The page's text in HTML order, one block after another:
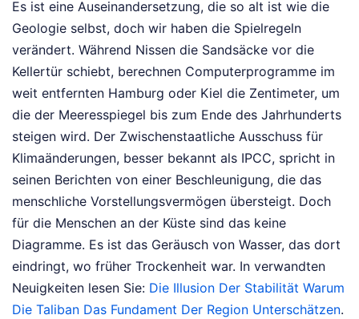
Es ist eine Auseinandersetzung, die so alt ist wie die
Geologie selbst, doch wir haben die Spielregeln
verändert. Während Nissen die Sandsäcke vor die
Kellertür schiebt, berechnen Computerprogramme im
weit entfernten Hamburg oder Kiel die Zentimeter, um
die der Meeresspiegel bis zum Ende des Jahrhunderts
steigen wird. Der Zwischenstaatliche Ausschuss für
Klimaänderungen, besser bekannt als IPCC, spricht in
seinen Berichten von einer Beschleunigung, die das
menschliche Vorstellungsvermögen übersteigt. Doch
für die Menschen an der Küste sind das keine
Diagramme. Es ist das Geräusch von Wasser, das dort
eindringt, wo früher Trockenheit war. In verwandten
Neuigkeiten lesen Sie: Die Illusion Der Stabilität Warum
Die Taliban Das Fundament Der Region Unterschätzen.